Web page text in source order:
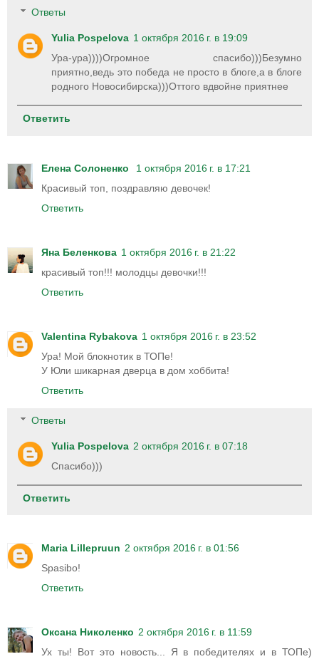
Ответы
Yulia Pospelova 1 октября 2016 г. в 19:09
Ура-ура))))Огромное спасибо)))Безумно
приятно,ведь это победа не просто в блоге,а в блоге
родного Новосибирска)))Оттого вдвойне приятнее
Ответить
Елена Солоненко
1 октября 2016 г. в 17:21
Красивый топ, поздравляю девочек!
Ответить
Яна Беленкова 1 октября 2016 г. в 21:22
красивый топ!!! молодцы девочки!!!
Ответить
Valentina Rybakova 1 октября 2016 г. в 23:52
Ура! Мой блокнотик в ТОПе!
У Юли шикарная дверца в дом хоббита!
Ответить
Ответы
Yulia Pospelova 2 октября 2016 г. в 07:18
Спасибо)))
Ответить
Maria Lillepruun 2 октября 2016 г. в 01:56
Spasibo!
Ответить
Оксана Николенко 2 октября 2016 г. в 11:59
Ух ты! Вот это новость... Я в победителях и в ТОПе)